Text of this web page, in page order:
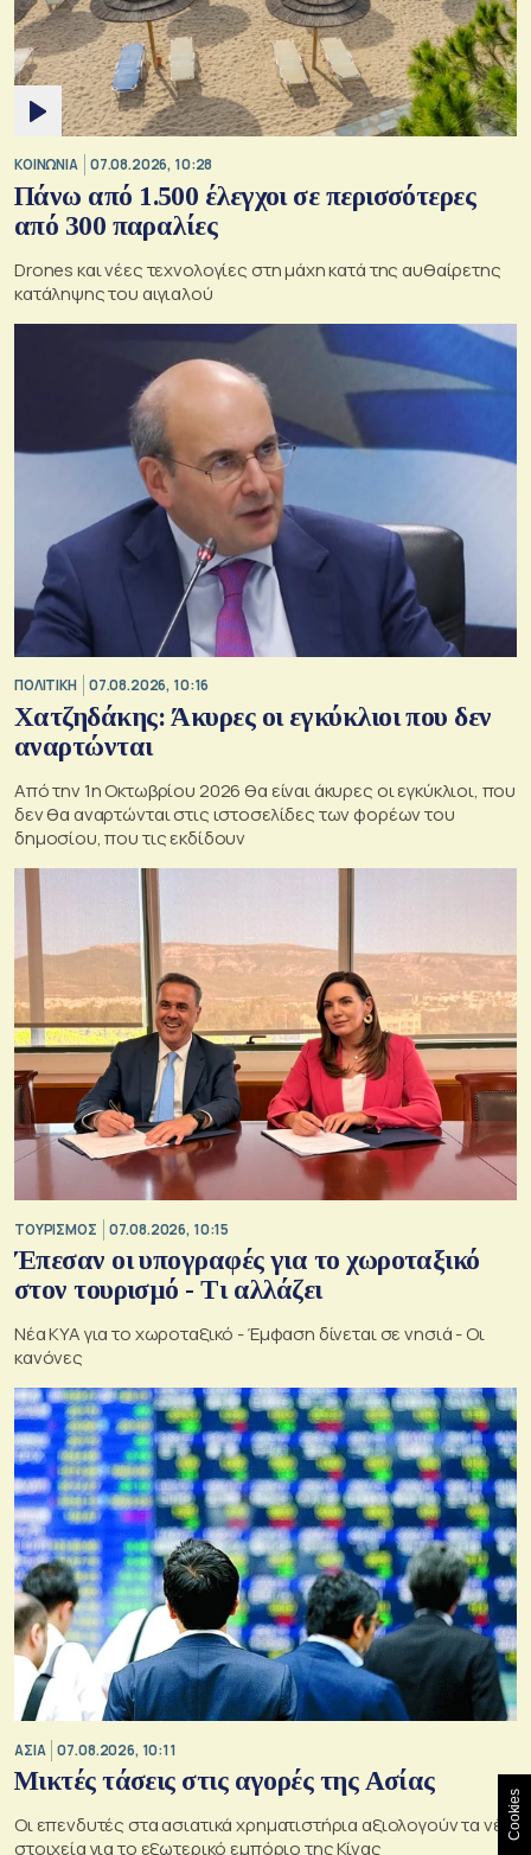
ΚΟΙΝΩΝΙΑ 07.08.2026, 10:28
Πάνω από 1.500 έλεγχοι σε περισσότερες
από 300 παραλίες
Drones και νέες τεχνολογίες στη μάχη κατά της αυθαίρετης
κατάληψης του αιγιαλού
ΠΟΛΙΤΙΚΗ 07.08.2026, 10:16
Χατζηδάκης: Άκυρες οι εγκύκλιοι που δεν
αναρτώνται
Από την 1η Οκτωβρίου 2026 θα είναι άκυρες οι εγκύκλιοι, που
δεν θα αναρτώνται στις ιστοσελίδες των φορέων του
δημοσίου, που τις εκδίδουν
ΤΟΥΡΙΣΜΟΣ 07.08.2026, 10:15
Έπεσαν οι υπογραφές για το χωροταξικό
στον τουρισμό - Τι αλλάζει
Νέα ΚΥΑ για το χωροταξικό - Έμφαση δίνεται σε νησιά - Οι
κανόνες
ΑΣΙΑ 07.08.2026, 10:11
Μικτές τάσεις στις αγορές της Ασίας
Οι επενδυτές στα ασιατικά χρηματιστήρια αξιολογούν τα νέα
στοιχεία για το εξωτερικό εμπόριο της Κίνας
Cookies